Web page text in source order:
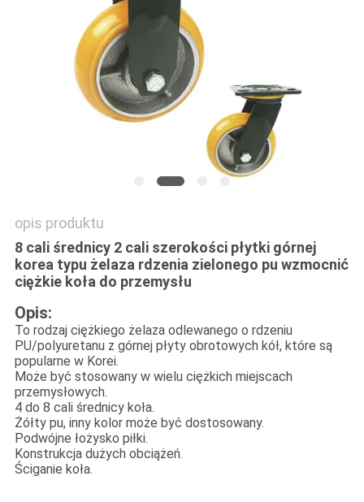
opis produktu
8 cali średnicy 2 cali szerokości płytki górnej
korea typu żelaza rdzenia zielonego pu wzmocnić
ciężkie koła do przemysłu
Opis:
To rodzaj ciężkiego żelaza odlewanego o rdzeniu
PU/polyuretanu z górnej płyty obrotowych kół, które są
popularne w Korei.
Może być stosowany w wielu ciężkich miejscach
przemysłowych.
4 do 8 cali średnicy koła.
Żółty pu, inny kolor może być dostosowany.
Podwójne łożysko piłki.
Konstrukcja dużych obciążeń.
Ściganie koła.